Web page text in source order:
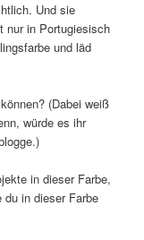
Und sie
nur in Portugiesisch
und läd
(Dabei weiß
würde es ihr
in dieser Farbe,
du in dieser Farbe